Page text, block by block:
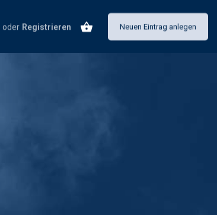
oder Registrieren Neuen Eintrag anlegen